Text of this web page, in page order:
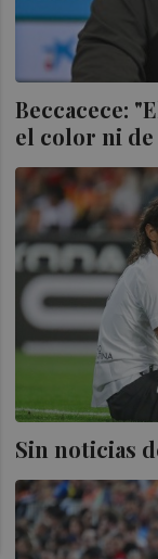
Beccacece:
el color ni de
Sin noticias